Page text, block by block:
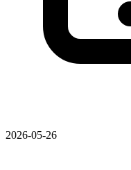
2026-05-26